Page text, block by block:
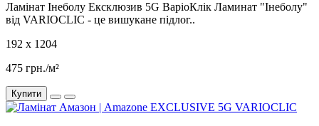
Ламінат Інеболу Ексклюзив 5G ВаріоКлік Ламинат "Інеболу"
від VARIOCLIC - це вишукане підлог..
192 x 1204
475 грн./м²
Купити